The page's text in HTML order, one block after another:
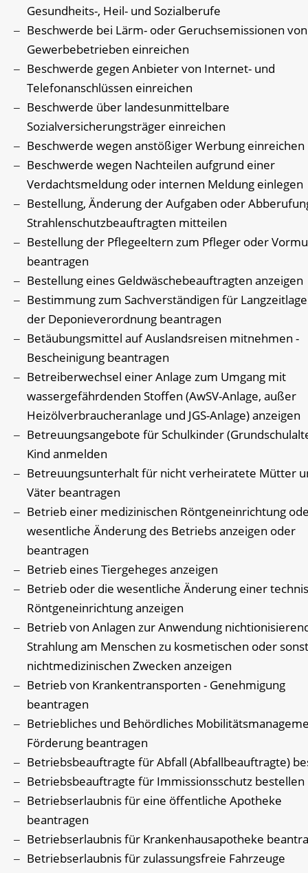
Gesundheits-, Heil- und Sozialberufe
Beschwerde bei Lärm- oder Geruchsemissionen von
Gewerbebetrieben einreichen
Beschwerde gegen Anbieter von Internet- und
Telefonanschlüssen einreichen
Beschwerde über landesunmittelbare
Sozialversicherungsträger einreichen
Beschwerde wegen anstößiger Werbung einreichen
Beschwerde wegen Nachteilen aufgrund einer
Verdachtsmeldung oder internen Meldung einlegen
Bestellung, Änderung der Aufgaben oder
Strahlenschutzbeauftragten mitteilen
Bestellung der Pflegeeltern zum Pfleger oder
beantragen
Bestellung eines Geldwäschebeauftragten anzeigen
Bestimmung zum Sachverständigen für
der Deponieverordnung beantragen
Betäubungsmittel auf Auslandsreisen mitnehmen -
Bescheinigung beantragen
Betreiberwechsel einer Anlage zum Umgang mit
wassergefährdenden Stoffen (AwSV-Anlage, außer
Heizölverbraucheranlage und JGS-Anlage) anzeigen
Betreuungsangebote für Schulkinder
Kind anmelden
Betreuungsunterhalt für nicht verheiratete Mütter
Väter beantragen
Betrieb einer medizinischen Röntgeneinrichtung
wesentliche Änderung des Betriebs anzeigen oder
beantragen
Betrieb eines Tiergeheges anzeigen
Betrieb oder die wesentliche Änderung einer
Röntgeneinrichtung anzeigen
Betrieb von Anlagen zur Anwendung
Strahlung am Menschen zu kosmetischen oder
nichtmedizinischen Zwecken anzeigen
Betrieb von Krankentransporten - Genehmigung
beantragen
Betriebliches und Behördliches
Förderung beantragen
Betriebsbeauftragte für Abfall (Abfallbeauftragte)
Betriebsbeauftragte für Immissionsschutz bestellen
Betriebserlaubnis für eine öffentliche Apotheke
beantragen
Betriebserlaubnis für Krankenhausapotheke
Betriebserlaubnis für zulassungsfreie Fahrzeuge